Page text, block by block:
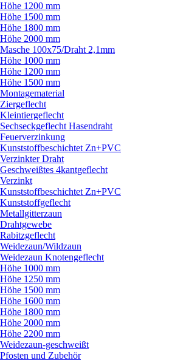
Höhe 1200 mm
Höhe 1500 mm
Höhe 1800 mm
Höhe 2000 mm
Masche 100x75/Draht 2,1mm
Höhe 1000 mm
Höhe 1200 mm
Höhe 1500 mm
Montagematerial
Ziergeflecht
Kleintiergeflecht
Sechseckgeflecht Hasendraht
Feuerverzinkung
Kunststoffbeschichtet Zn+PVC
Verzinkter Draht
Geschweißtes 4kantgeflecht
Verzinkt
Kunststoffbeschichtet Zn+PVC
Kunststoffgeflecht
Metallgitterzaun
Drahtgewebe
Rabitzgeflecht
Weidezaun/Wildzaun
Weidezaun Knotengeflecht
Höhe 1000 mm
Höhe 1250 mm
Höhe 1500 mm
Höhe 1600 mm
Höhe 1800 mm
Höhe 2000 mm
Höhe 2200 mm
Weidezaun-geschweißt
Pfosten und Zubehör